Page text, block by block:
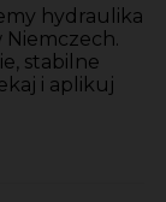
hydraulika
stabilne
i aplikuj